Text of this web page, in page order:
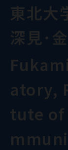
東北大
深見･
atory,
tute of